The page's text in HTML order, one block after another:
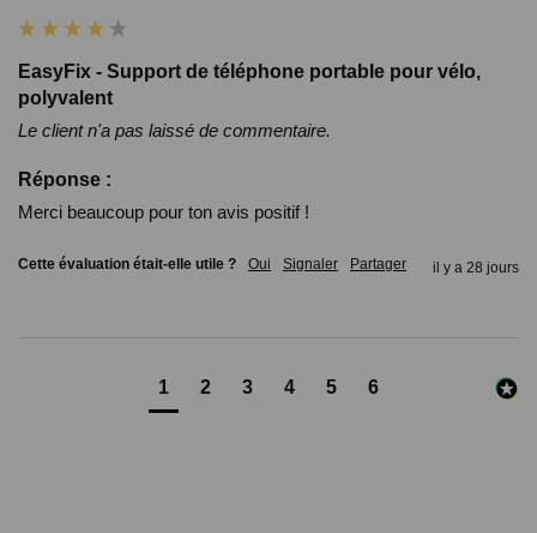
EasyFix - Support de téléphone portable pour vélo,
polyvalent
Le client n'a pas laissé de commentaire.
Réponse :
Merci beaucoup pour ton avis positif !
Cette évaluation était-elle utile ? Oui Signaler Partager il y a 28 jours
1 2 3 4 5 6